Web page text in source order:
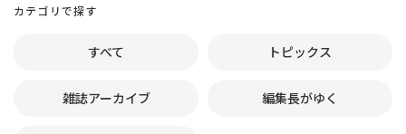
カテゴリで探す
すべて トピックス
雑誌アーカイブ 編集長がゆく